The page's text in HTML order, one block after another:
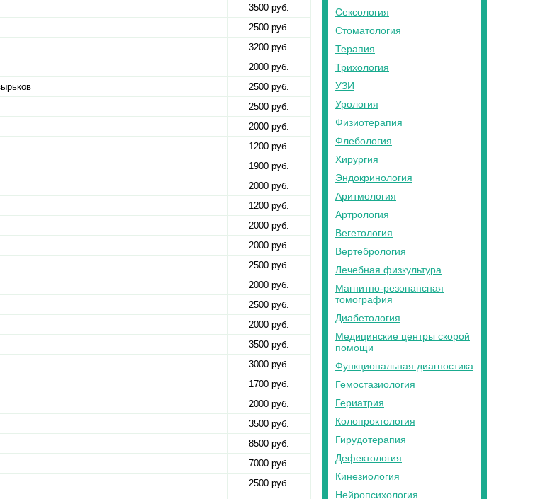
3500 руб.
2500 руб.
3200 руб.
2000 руб.
2500 руб.
2500 руб.
2000 руб.
1200 руб.
1900 руб.
2000 руб.
1200 руб.
2000 руб.
2000 руб.
2500 руб.
2000 руб.
2500 руб.
2000 руб.
3500 руб.
3000 руб.
1700 руб.
2000 руб.
3500 руб.
8500 руб.
7000 руб.
2500 руб.
Сексология
Стоматология
Терапия
Трихология
УЗИ
Урология
Физиотерапия
Флебология
Хирургия
Эндокринология
Аритмология
Артрология
Вегетология
Вертебрология
Лечебная физкультура
Магнитно-резонансная
томография
Диабетология
Медицинские центры скорой
помощи
Функциональная диагностика
Гемостазиология
Гериатрия
Колопроктология
Гирудотерапия
Дефектология
Кинезиология
Нейропсихология